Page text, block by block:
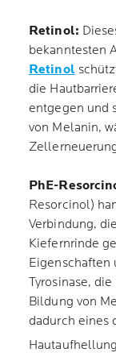
Retinol:
bekanntesten
Retinol
die
entgegen und
von Melanin,
PhE-
Resorcinol)
Verbindung,
Kiefernrinde
Eigenschaften
Tyrosinase,
Bildung von
dadurch eines